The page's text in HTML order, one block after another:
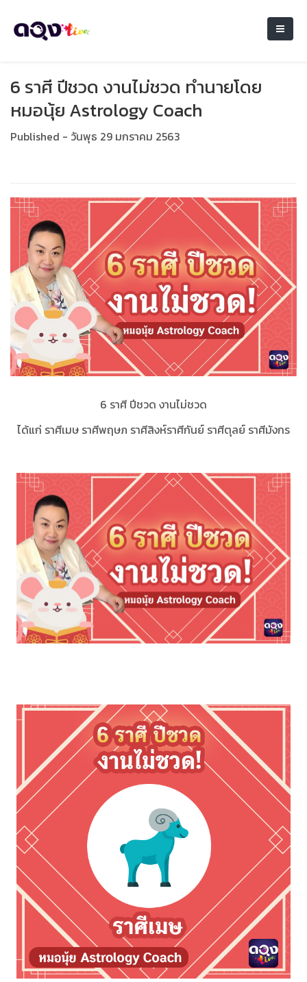
6 ราศี ปีชวด งานไม่ชวด ทำนายโดย
หมอนุ้ย Astrology Coach
Published - วันพุธ 29 มกราคม 2563
6 ราศี ปีชวด งานไม่ชวด
ได้แก่ ราศีเมษ ราศีพฤษภ ราศีสิงห์ราศีกันย์ ราศีตุลย์ ราศีมังกร